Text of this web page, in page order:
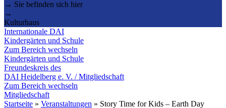
→ Sie befinden sich hier
→
Kulturhaus
Internationale DAI
Kindergärten und Schule
Zum Bereich wechseln
Kindergärten und Schule
Freundeskreis des
DAI Heidelberg e. V. / Mitgliedschaft
Zum Bereich wechseln
Mitgliedschaft
Startseite » Veranstaltungen » Story Time for Kids – Earth Day